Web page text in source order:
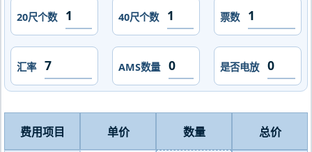
20尺个数 40尺个数 票数
汇率 AMS数量 是否电放
费用项目 单价 数量 总价